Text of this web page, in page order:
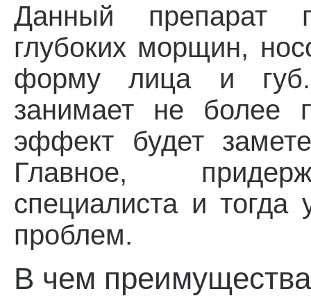
Данный препарат
глубоких морщин,
форму лица и губ.
занимает не более
эффект будет
Главное,
специалиста и тогда
проблем.
В чем